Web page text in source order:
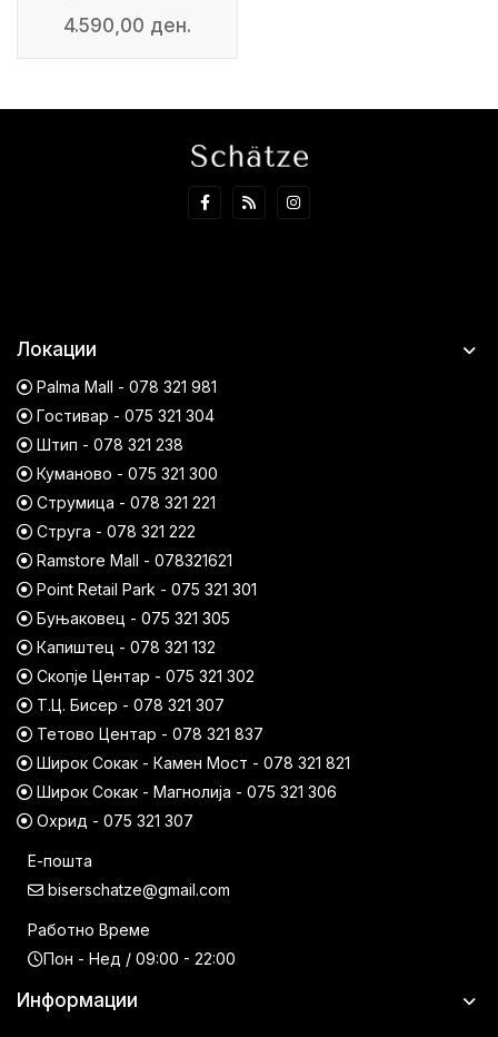
4.590,00 ден.
Локации
Palma Mall - 078 321 981
Гостивар - 075 321 304
Штип - 078 321 238
Куманово - 075 321 300
Струмица - 078 321 221
Струга - 078 321 222
Ramstore Mall - 078321621
Point Retail Park - 075 321 301
Буњаковец - 075 321 305
Капиштец - 078 321 132
Скопје Центар - 075 321 302
Т.Ц. Бисер - 078 321 307
Тетово Центар - 078 321 837
Широк Сокак - Камен Мост - 078 321 821
Широк Сокак - Магнолија - 075 321 306
Охрид - 075 321 307
Е-пошта
biserschatze@gmail.com
Работно Време
Пон - Нед / 09:00 - 22:00
Информации